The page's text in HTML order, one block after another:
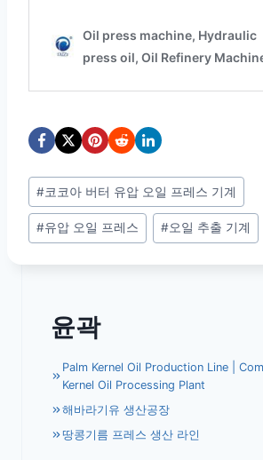
Post
Tags:
#코코아 버터 유압 오일 프레스 기계
#유압 오일 프레스 #오일 추출 기계
윤곽
Palm Kernel Oil Production Line |
Kernel Oil Processing Plant
해바라기유 생산공장
땅콩기름 프레스 생산 라인